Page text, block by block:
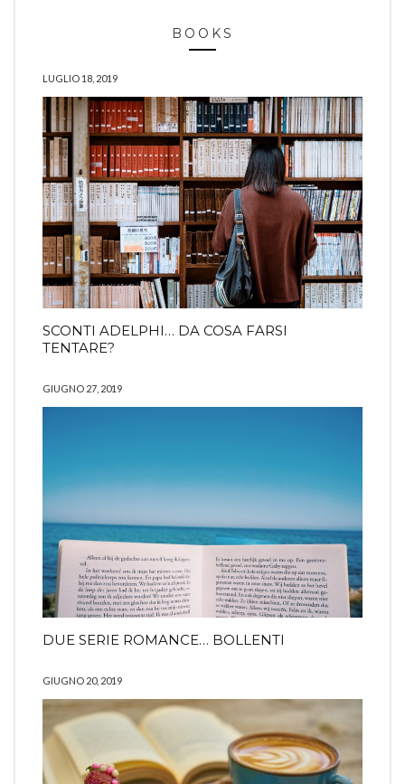
BOOKS
LUGLIO 18, 2019
SCONTI ADELPHI… DA COSA FARSI
TENTARE?
GIUGNO 27, 2019
DUE SERIE ROMANCE… BOLLENTI
GIUGNO 20, 2019